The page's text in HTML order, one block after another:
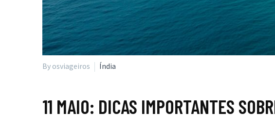
By osviageiros Índia
11 MAIO: DICAS IMPORTANTES